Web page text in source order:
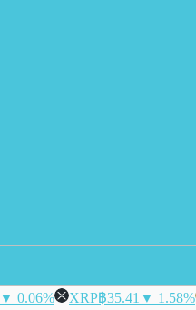
▼ 0.06% XRP฿35.41 ▼ 1.58%